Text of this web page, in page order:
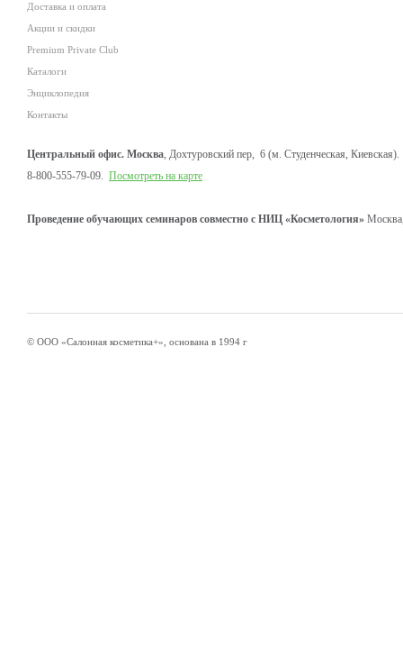
Доставка и оплата
Акции и скидки
Premium Private Club
Каталоги
Энциклопедия
Контакты
Центральный офис. Москва, Дохтуровский пер, 6 (м. Студенческая, Киевская).
8-800-555-79-09. Посмотреть на карте
Проведение обучающих семинаров совместно с НИЦ «Косметология»
© ООО «Салонная косметика+», основана в 1994 г